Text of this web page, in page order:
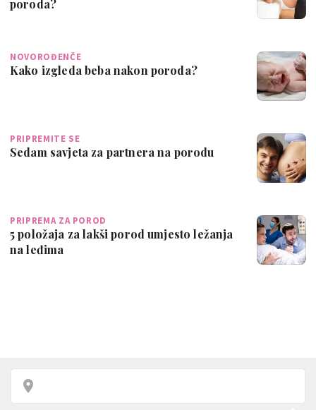
poroda?
NOVOROĐENČE
Kako izgleda beba nakon poroda?
PRIPREMITE SE
Sedam savjeta za partnera na porodu
PRIPREMA ZA POROD
5 položaja za lakši porod umjesto ležanja
na leđima